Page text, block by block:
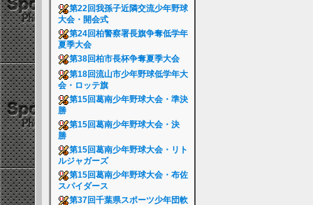
第22回我孫子近隣交流少年野球
大会・開会式
第24回柏警察署長旗争奪低学年
夏季大会
第38回柏市長杯争奪夏季大会
第18回流山市少年野球低学年大
会・ロッテ旗
第15回葛南少年野球大会・準決
勝
第15回葛南少年野球大会・決
勝
第15回葛南少年野球大会・リト
ルジャガーズ
第15回葛南少年野球大会・布佐
スパイダース
第37回千葉県スポーツ少年団軟